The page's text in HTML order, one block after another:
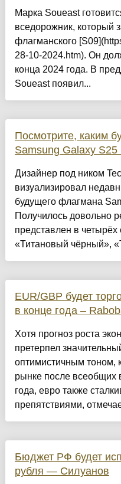
Марка Soueast
вседорожник, который
флагманского
28-10-2024.htm). Он
конца 2024 года. В
Soueast появил...
Посмотрите, каким
Samsung Galaxy S25
Дизайнер под ником
визуализировал
будущего флагмана
Получилось довольно
представлен в четырёх
«Титановый чёрный»,
EUR/GBP будет
в конце года –
Хотя прогноз роста
претерпел
оптимистичным тоном,
рынке после
года, евро также
препятствиями,
Бюджет РФ будет
рубля — Силуанов